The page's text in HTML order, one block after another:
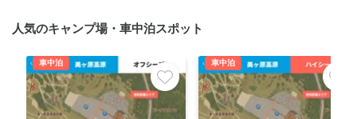
人気のキャンプ場・車中泊スポット
車中泊 車中泊